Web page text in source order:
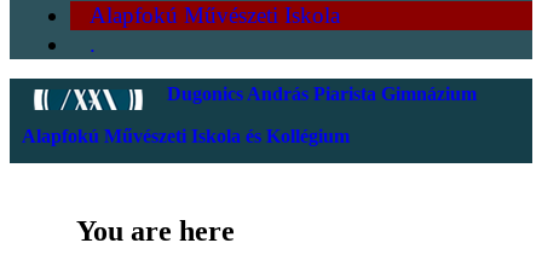
Alapfokú Művészeti Iskola
.
Dugonics András Piarista Gimnázium
Alapfokú Művészeti Iskola és Kollégium
You are here